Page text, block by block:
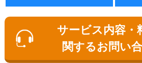
ン
サービス内容・
関するお問い